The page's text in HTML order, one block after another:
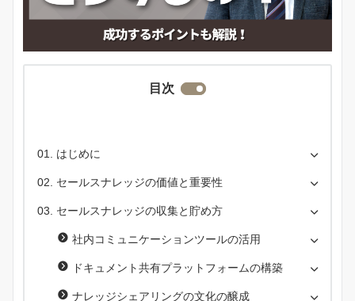
目次
はじめに
セールスナレッジの価値と重要性
セールスナレッジの収集と貯め方
社内コミュニケーションツールの活用
ドキュメント共有プラットフォームの構築
ナレッジシェアリングの文化の醸成